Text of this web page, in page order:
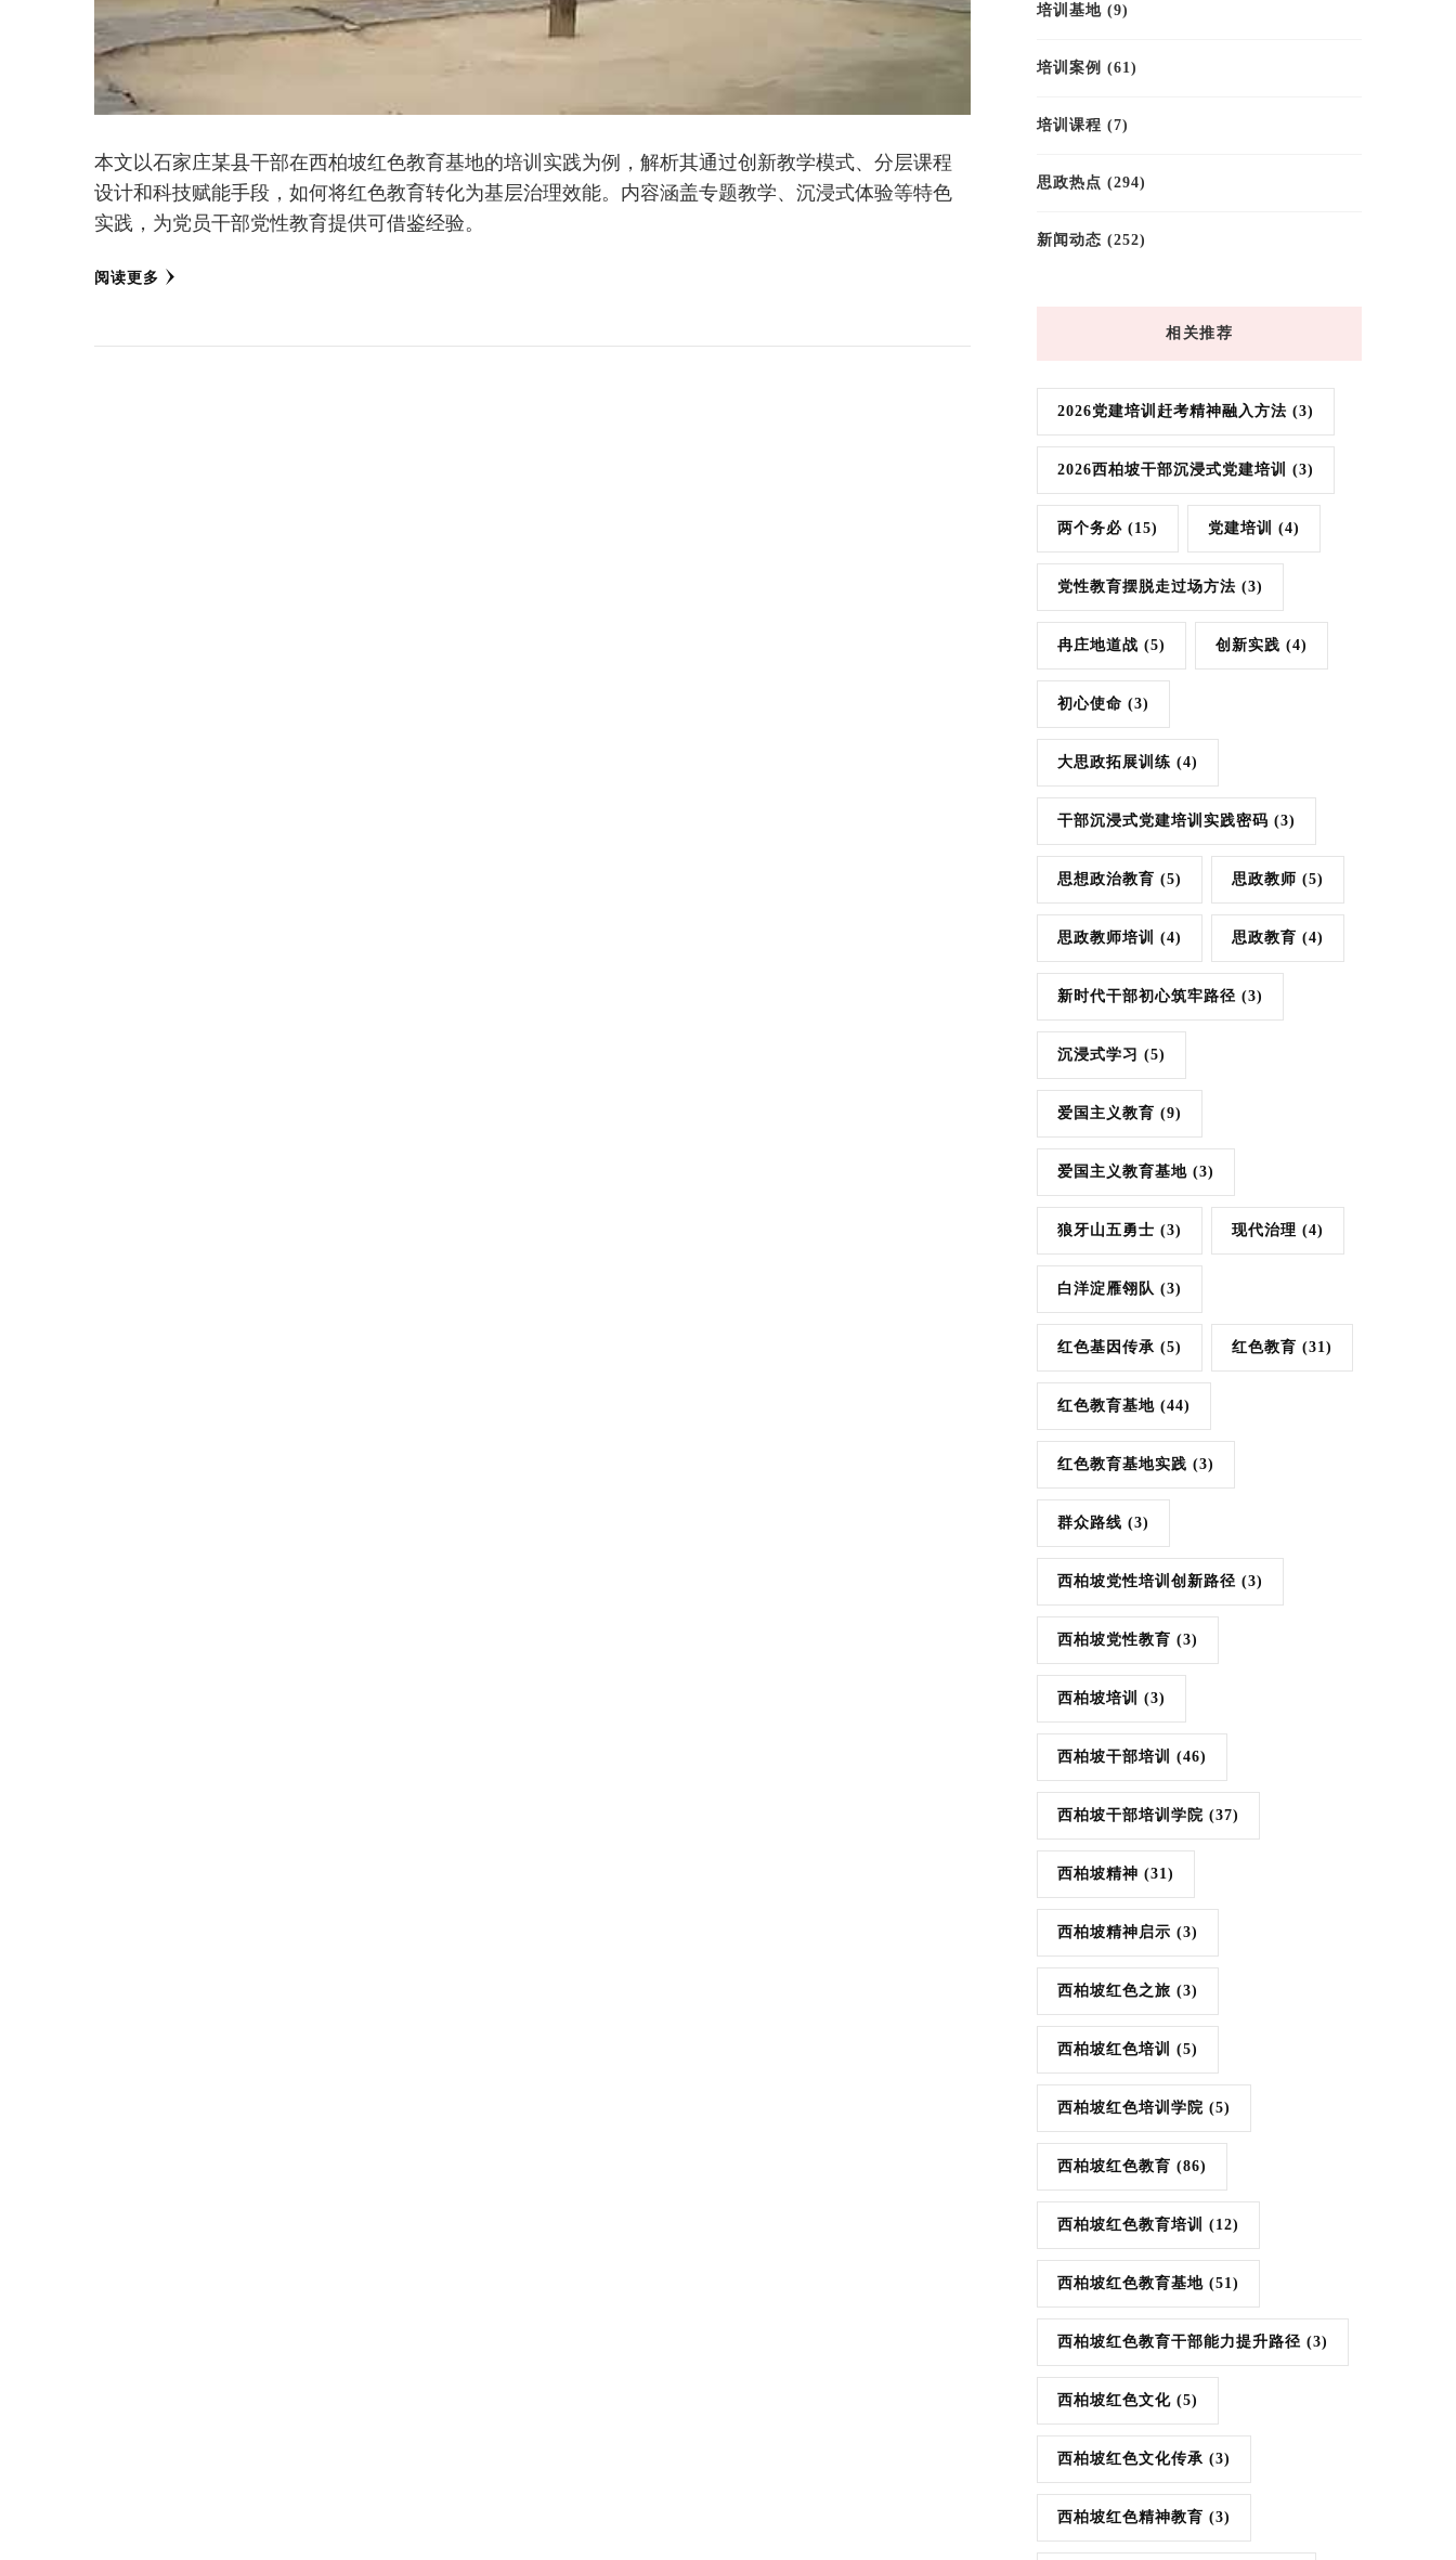
本文以石家庄某县干部在西柏坡红色教育基地的培训实践为例，解析其通过创新教学模式、分层课程
设计和科技赋能手段，如何将红色教育转化为基层治理效能。内容涵盖专题教学、沉浸式体验等特色
实践，为党员干部党性教育提供可借鉴经验。
阅读更多
培训基地 (9)
培训案例 (61)
培训课程 (7)
思政热点 (294)
新闻动态 (252)
相关推荐
2026党建培训赶考精神融入方法 (3)
2026西柏坡干部沉浸式党建培训 (3)
两个务必 (15) 党建培训 (4)
党性教育摆脱走过场方法 (3)
冉庄地道战 (5) 创新实践 (4)
初心使命 (3)
大思政拓展训练 (4)
干部沉浸式党建培训实践密码 (3)
思想政治教育 (5) 思政教师 (5)
思政教师培训 (4) 思政教育 (4)
新时代干部初心筑牢路径 (3)
沉浸式学习 (5)
爱国主义教育 (9)
爱国主义教育基地 (3)
狼牙山五勇士 (3) 现代治理 (4)
白洋淀雁翎队 (3)
红色基因传承 (5) 红色教育 (31)
红色教育基地 (44)
红色教育基地实践 (3)
群众路线 (3)
西柏坡党性培训创新路径 (3)
西柏坡党性教育 (3)
西柏坡培训 (3)
西柏坡干部培训 (46)
西柏坡干部培训学院 (37)
西柏坡精神 (31)
西柏坡精神启示 (3)
西柏坡红色之旅 (3)
西柏坡红色培训 (5)
西柏坡红色培训学院 (5)
西柏坡红色教育 (86)
西柏坡红色教育培训 (12)
西柏坡红色教育基地 (51)
西柏坡红色教育干部能力提升路径 (3)
西柏坡红色文化 (5)
西柏坡红色文化传承 (3)
西柏坡红色精神教育 (3)